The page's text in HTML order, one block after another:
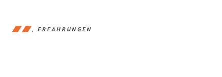
ERFAHRUNGEN